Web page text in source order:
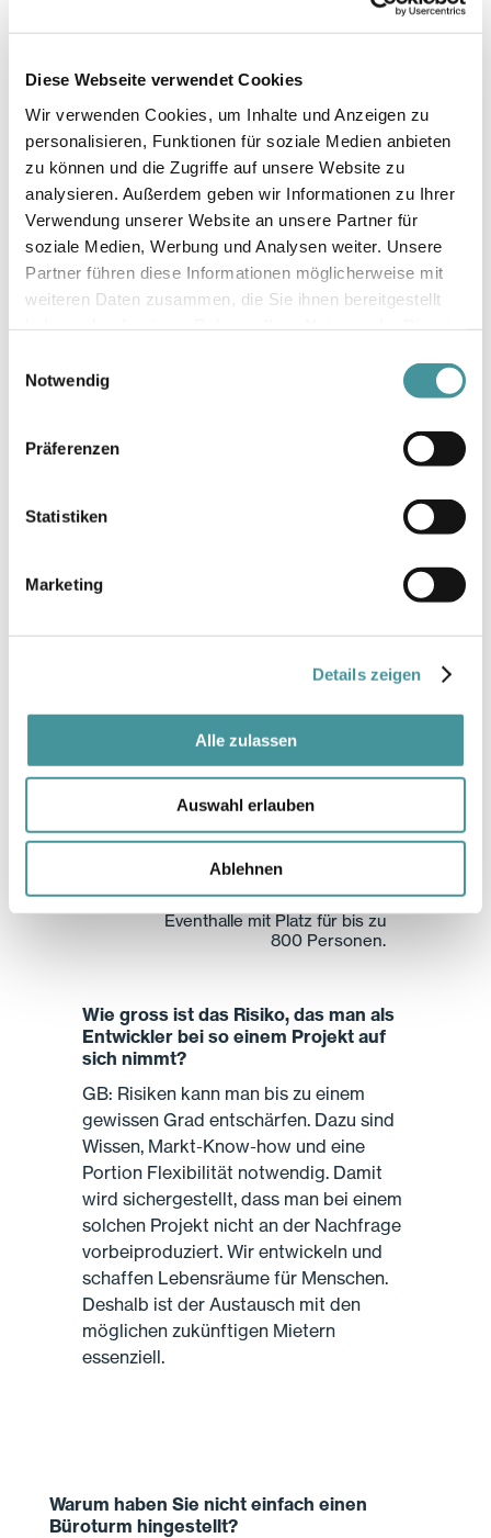
Diese Webseite verwendet Cookies
Wir verwenden Cookies, um Inhalte und Anzeigen zu
personalisieren, Funktionen für soziale Medien anbieten
zu können und die Zugriffe auf unsere Website zu
analysieren. Außerdem geben wir Informationen zu Ihrer
Verwendung unserer Website an unsere Partner für
soziale Medien, Werbung und Analysen weiter. Unsere
Partner führen diese Informationen möglicherweise mit
weiteren Daten zusammen, die Sie ihnen bereitgestellt
Notwendig
Präferenzen
Statistiken
Marketing
Details zeigen
Alle zulassen
Auswahl erlauben
Ablehnen
Beratungsunternehmen hatte auf der
war auf der Suche nach einem neuen
Standort.
Gehen wir noch rasch einen Schritt
zurück. Wie geht man ein solches Projekt
an?
GB: Wir haben einen klassischen Prozess
für Produktentwicklungen durchgemacht.
Dabei haben wir uns stark auf die
sogenannte «Customer Journey»
fokussiert. Dabei stellten wir uns in erster
braucht und was auf diesem Areal alles
Jahre gleich neben unserem Areal ein
Ankermieter Zühlke angesprochen.
JED Schlieren; die grosse
Eventhalle mit Platz für bis zu
800 Personen.
Wie gross ist das Risiko, das man als
Entwickler bei so einem Projekt auf
sich nimmt?
GB: Risiken kann man bis zu einem
gewissen Grad entschärfen. Dazu sind
Wissen, Markt-Know-how und eine
Portion Flexibilität notwendig. Damit
wird sichergestellt, dass man bei einem
solchen Projekt nicht an der Nachfrage
vorbeiproduziert. Wir entwickeln und
schaffen Lebensräume für Menschen.
Deshalb ist der Austausch mit den
möglichen zukünftigen Mietern
essenziell.
Warum haben Sie nicht einfach einen
Büroturm hingestellt?